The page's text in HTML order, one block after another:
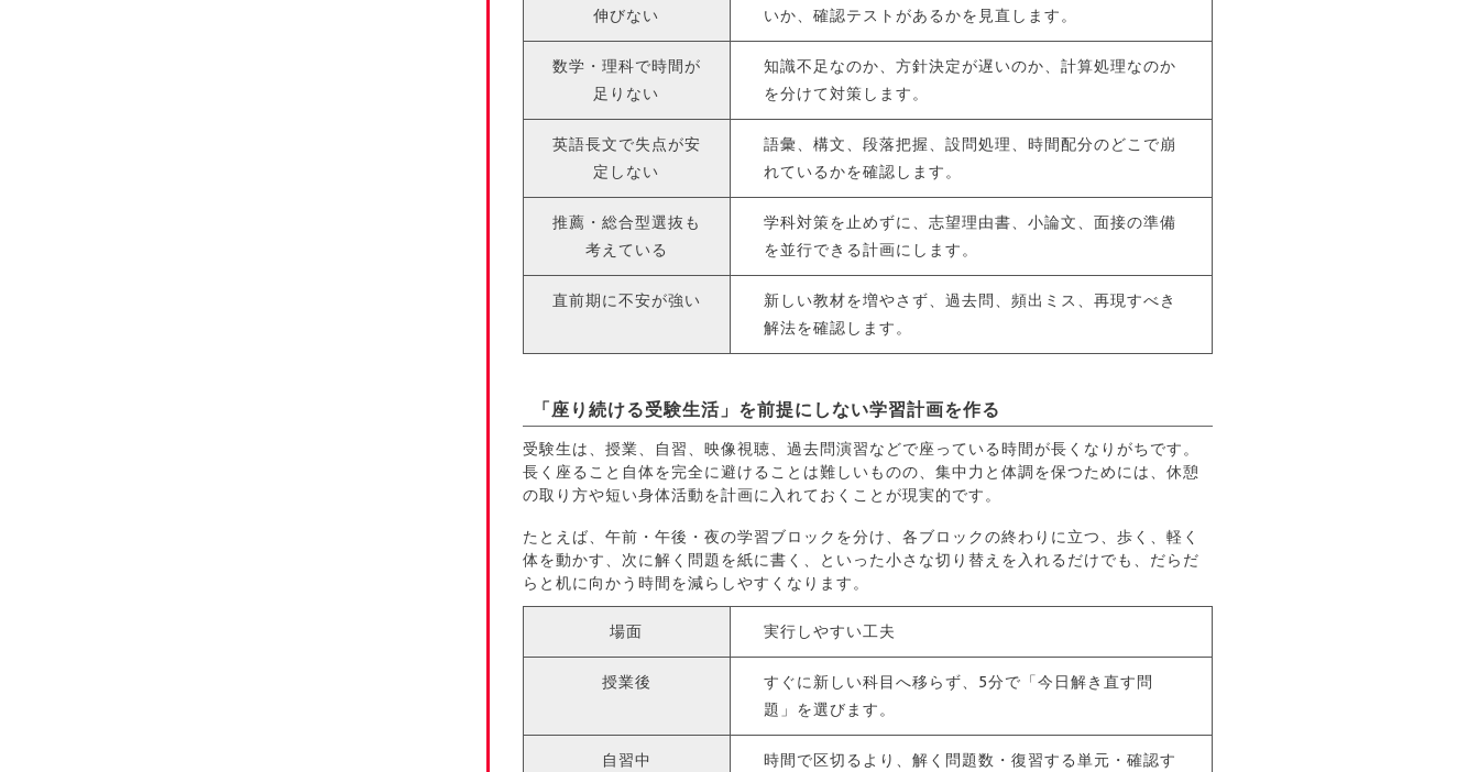
伸びない
いか、確認テストがあるかを見直します。
数学・理科で時間が
足りない
知識不足なのか、方針決定が遅いのか、計算処理なのか
を分けて対策します。
英語長文で失点が安
定しない
語彙、構文、段落把握、設問処理、時間配分のどこで崩
れているかを確認します。
推薦・総合型選抜も
考えている
学科対策を止めずに、志望理由書、小論文、面接の準備
を並行できる計画にします。
直前期に不安が強い
新しい教材を増やさず、過去問、頻出ミス、再現すべき
解法を確認します。
「座り続ける受験生活」を前提にしない学習計画を作る
受験生は、授業、自習、映像視聴、過去問演習などで座っている時間が長くなりがちです。
長く座ること自体を完全に避けることは難しいものの、集中力と体調を保つためには、休憩
の取り方や短い身体活動を計画に入れておくことが現実的です。
たとえば、午前・午後・夜の学習ブロックを分け、各ブロックの終わりに立つ、歩く、軽く
体を動かす、次に解く問題を紙に書く、といった小さな切り替えを入れるだけでも、だらだ
らと机に向かう時間を減らしやすくなります。
場面 実行しやすい工夫
授業後
すぐに新しい科目へ移らず、5分で「今日解き直す問
題」を選びます。
自習中
時間で区切るより、解く問題数・復習する単元・確認す